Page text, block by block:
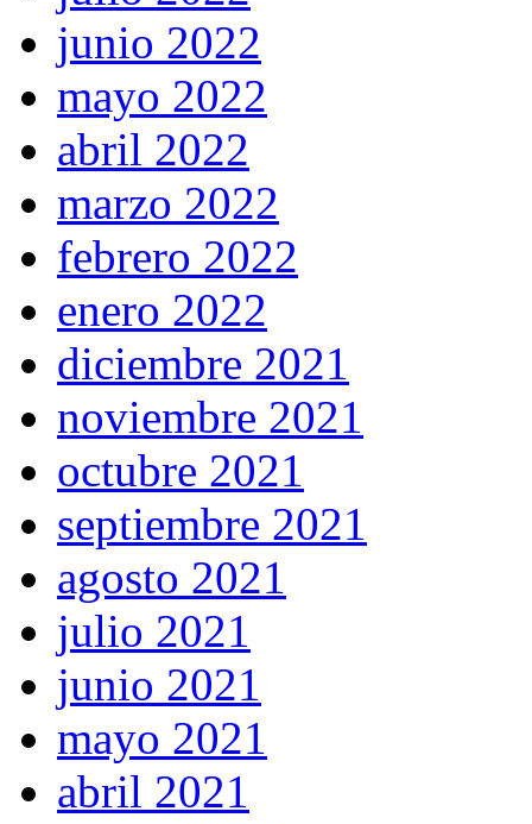
junio 2022
mayo 2022
abril 2022
marzo 2022
febrero 2022
enero 2022
diciembre 2021
noviembre 2021
octubre 2021
septiembre 2021
agosto 2021
julio 2021
junio 2021
mayo 2021
abril 2021